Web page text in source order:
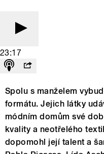
23:17
Spolu s manželem
formátu. Jejich látky
módním domům své
kvality a neotřelého
dopomohl její talent a